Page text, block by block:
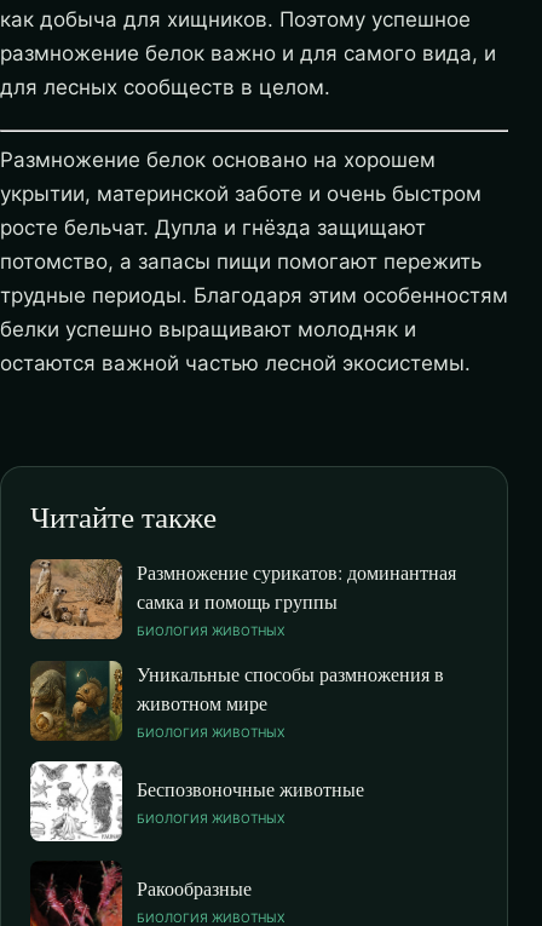
как добыча для хищников. Поэтому успешное
размножение белок важно и для самого вида, и
для лесных сообществ в целом.
Размножение белок основано на хорошем
укрытии, материнской заботе и очень быстром
росте бельчат. Дупла и гнёзда защищают
потомство, а запасы пищи помогают пережить
трудные периоды. Благодаря этим особенностям
белки успешно выращивают молодняк и
остаются важной частью лесной экосистемы.
Читайте также
Размножение сурикатов: доминантная
самка и помощь группы
БИОЛОГИЯ ЖИВОТНЫХ
Уникальные способы размножения в
животном мире
БИОЛОГИЯ ЖИВОТНЫХ
Беспозвоночные животные
БИОЛОГИЯ ЖИВОТНЫХ
Ракообразные
БИОЛОГИЯ ЖИВОТНЫХ